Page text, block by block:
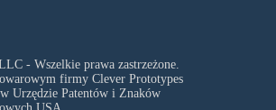
- Wszelkie prawa zastrzeżone.
firmy Clever Prototypes
Urzędzie Patentów i Znaków